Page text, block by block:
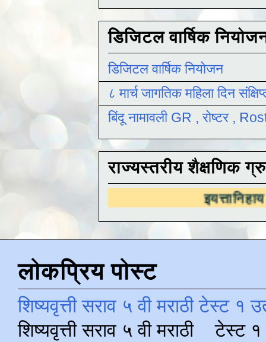
डिजिटल वार्षिक
डिजिटल वार्षिक नियोजन
८ मार्च जागतिक महिला दिन
बिंदू नामावली GR , रोष्टर ,
राज्यस्तरीय शैक्षणिक
राज्यस्तरीय
लोकप्रिय पोस्ट
शिष्यवृत्ती सराव ५ वी मराठी टेस्ट १
शिष्यवृत्ती सराव ५ वी मराठी टेस्ट